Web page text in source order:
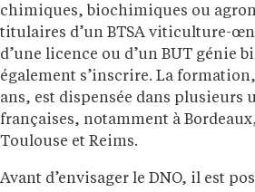
chimiques, biochimiques ou
titulaires d’un BTSA viticulture-
d’une licence ou d’un BUT génie
également s’inscrire. La
ans, est dispensée dans plusieurs
françaises, notamment à
Toulouse et Reims.
Avant d’envisager le DNO, il est